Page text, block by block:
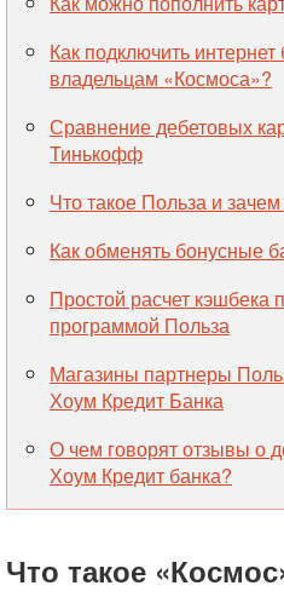
Как подключить
владельцам «Космоса»?
Сравнение дебетовых
Тинькофф
Что такое Польза и
Как обменять бонусные
Простой расчет кэшбека
программой Польза
Магазины партнеры
Хоум Кредит Банка
О чем говорят отзывы о
Хоум Кредит банка?
Что такое